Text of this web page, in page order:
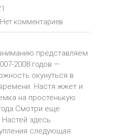
Нет комментариев
представляем
2008 годов —
окунуться в
Настя жжет и
на простенькую
Смотри еще
здесь.
следующая: